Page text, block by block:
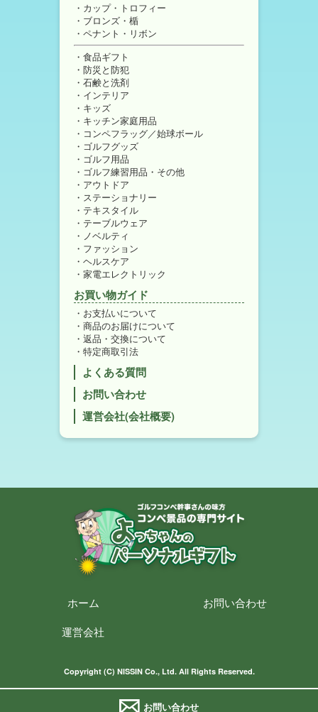
お問い合わせ
カップ・トロフィー
ブロンズ・楯
ペナント・リボン
食品ギフト
防災と防犯
石鹸と洗剤
インテリア
キッズ
キッチン家庭用品
コンペフラッグ／始球ボール
ゴルフグッズ
ゴルフ用品
ゴルフ練習用品・その他
アウトドア
ステーショナリー
テキスタイル
テーブルウェア
ノベルティ
ファッション
ヘルスケア
家電エレクトリック
お買い物ガイド
お支払いについて
商品のお届けについて
返品・交換について
特定商取引法
よくある質問
お問い合わせ
運営会社(会社概要)
ホーム
お問い合わせ
運営会社
Copyright (C) NISSIN Co., Ltd. All Rights Reserved.